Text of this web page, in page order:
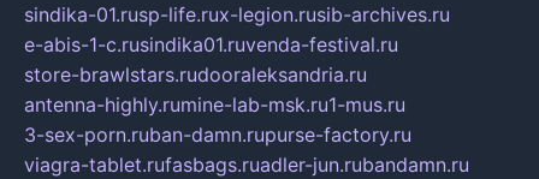
sindika-01.rusp-life.rux-legion.rusib-archives.ru
e-abis-1-c.rusindika01.ruvenda-festival.ru
store-brawlstars.rudooraleksandria.ru
antenna-highly.rumine-lab-msk.ru1-mus.ru
3-sex-porn.ruban-damn.rupurse-factory.ru
viagra-tablet.rufasbags.ruadler-jun.rubandamn.ru